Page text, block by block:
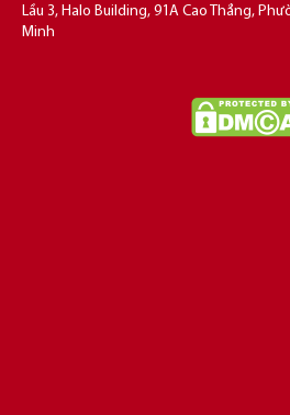
Lầu 3, Halo Building, 91A Cao Thắng,
Minh